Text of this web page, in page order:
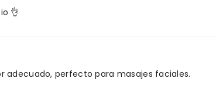
👌
adecuado, perfecto para masajes faciales.